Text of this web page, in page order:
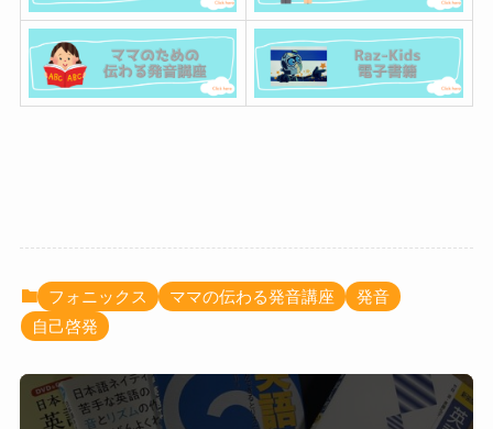
フォニックス ママの伝わる発音講座
発音
自己啓発